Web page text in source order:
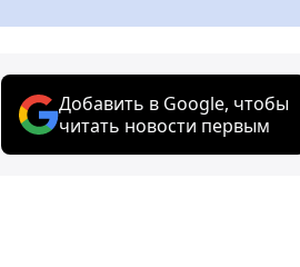
Добавить в Google, чтобы
читать новости первым